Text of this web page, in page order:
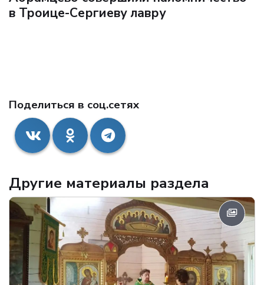
в Троице-Сергиеву лавру
Поделиться в соц.сетях
Другие материалы раздела